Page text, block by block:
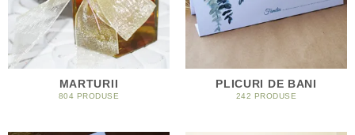
MARTURII
804 PRODUSE
PLICURI DE BANI
242 PRODUSE